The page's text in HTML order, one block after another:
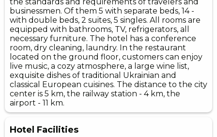
businessmen. Of them 5 with separate beds, 14 -
with double beds, 2 suites, 5 singles. All rooms are
equipped with bathrooms, TV, refrigerators, all
necessary furniture. The hotel has a conference
room, dry cleaning, laundry. In the restaurant
located on the ground floor, customers can enjoy
live music, a cozy atmosphere, a large wine list,
exquisite dishes of traditional Ukrainian and
classical European cuisines. The distance to the city
center is 5 km, the railway station - 4 km, the
airport - 11 km.
Hotel Facilities